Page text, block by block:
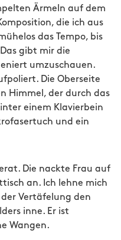
Ärmeln auf dem
die ich aus
das Tempo, bis
gibt mir die
umzuschauen.
Die Oberseite
Himmel, der durch das
einem Klavierbein
und ein
Die nackte Frau auf
an. Ich lehne mich
Vertäfelung den
inne. Er ist
Wangen.